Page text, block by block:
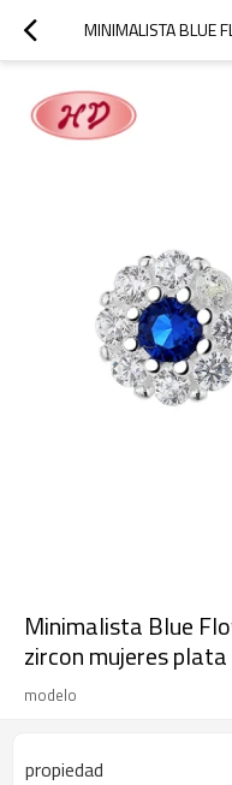
Minimalista Blue
zircon mujeres
modelo
propiedad